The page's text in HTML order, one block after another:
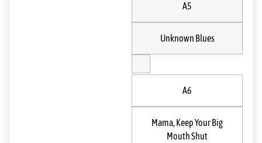
A5
Unknown Blues
A6
Mama, Keep Your Big
Mouth Shut